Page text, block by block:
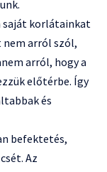
saját korlátainkat
nem arról szól,
arról, hogy a
előtérbe. Így
és
befektetés,
Az